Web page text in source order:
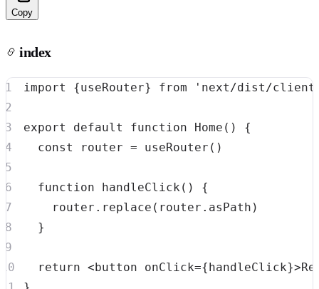
Copy
index
import {useRouter} from 'next/dist/
export default function Home ( )
{
const
router = useRouter ( )
function handleClick ( )
{
    router
. replace ( router . asPath )
}
return <button onClick={handleClick}>